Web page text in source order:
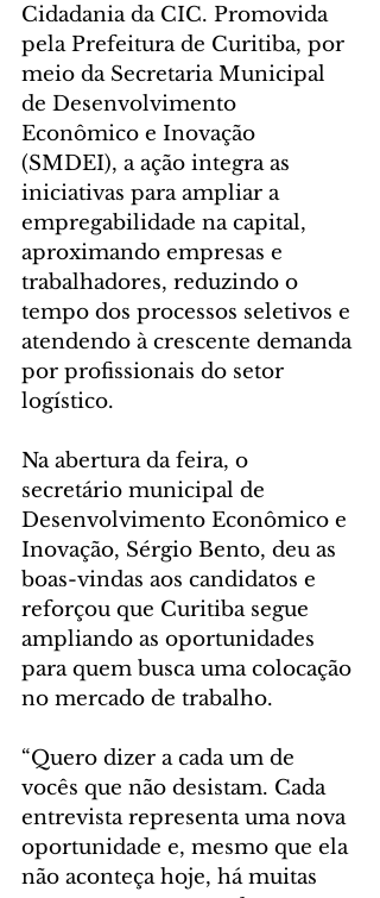
Cidadania da CIC. Promovida
pela Prefeitura de Curitiba, por
meio da Secretaria Municipal
de Desenvolvimento
Econômico e Inovação
(SMDEI), a ação integra as
iniciativas para ampliar a
empregabilidade na capital,
aproximando empresas e
trabalhadores, reduzindo o
tempo dos processos seletivos e
atendendo à crescente demanda
por profissionais do setor
logístico.
Na abertura da feira, o
secretário municipal de
Desenvolvimento Econômico e
Inovação, Sérgio Bento, deu as
boas-vindas aos candidatos e
reforçou que Curitiba segue
ampliando as oportunidades
para quem busca uma colocação
no mercado de trabalho.
“Quero dizer a cada um de
vocês que não desistam. Cada
entrevista representa uma nova
oportunidade e, mesmo que ela
não aconteça hoje, há muitas